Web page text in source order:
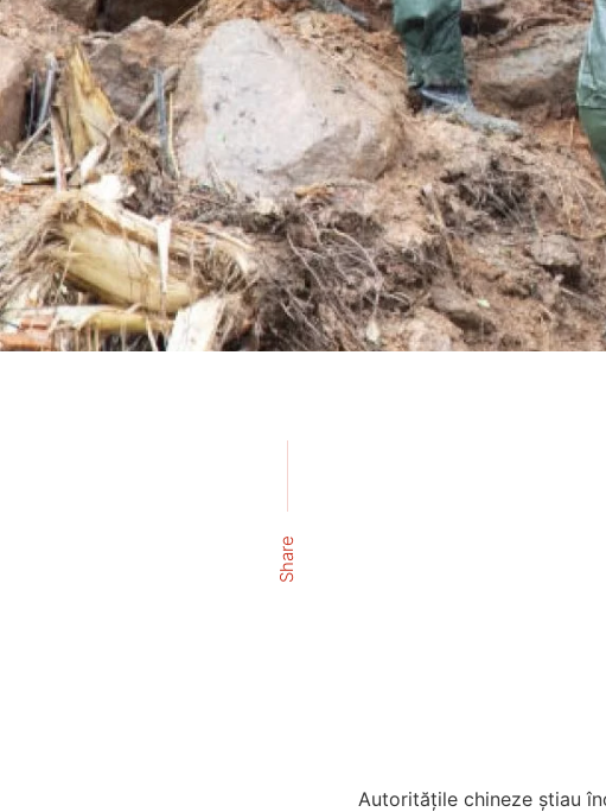
Share
Autoritățile chineze știau